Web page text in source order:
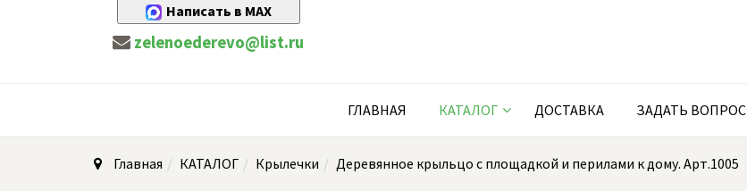
Написать в MAX
zelenoederevo@list.ru
ГЛАВНАЯ КАТАЛОГ ДОСТАВКА ЗАДАТЬ ВОПРОС
Главная КАТАЛОГ Крылечки Деревянное крыльцо с площадкой и перилами к дому. Арт.1005